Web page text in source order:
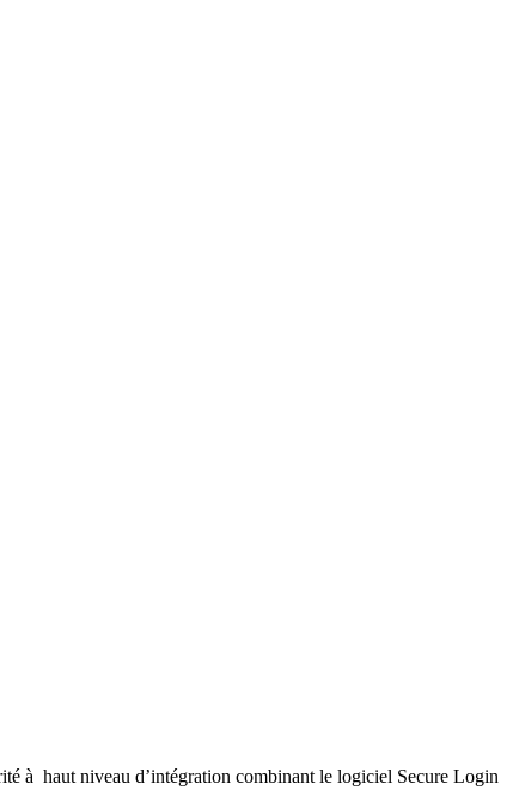
à haut niveau d’intégration combinant le logiciel Secure Login